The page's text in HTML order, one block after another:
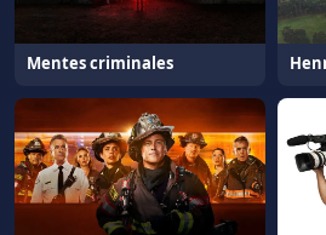
Mentes criminales